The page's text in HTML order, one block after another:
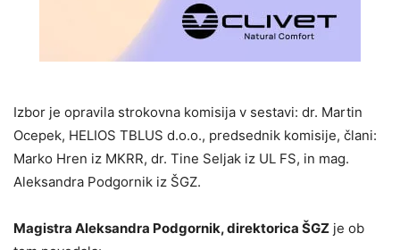
Izbor je opravila strokovna komisija v sestavi: dr. Martin
Ocepek, HELIOS TBLUS d.o.o., predsednik komisije, člani:
Marko Hren iz MKRR, dr. Tine Seljak iz UL FS, in mag.
Aleksandra Podgornik iz ŠGZ.
Magistra Aleksandra Podgornik, direktorica ŠGZ je ob